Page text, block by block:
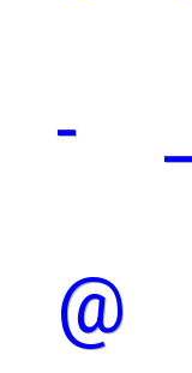
-
@